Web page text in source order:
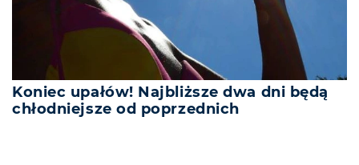
Koniec upałów! Najbliższe dwa dni będą
chłodniejsze od poprzednich